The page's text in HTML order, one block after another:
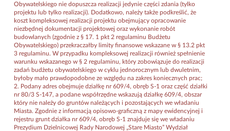
Obywatelskiego nie dopuszcza realizacji jedynie części zdania (tylko
projektu lub tylko realizacji). Dodatkowo, należy także podkreślić, że
koszt kompleksowej realizacji projektu obejmujący opracowanie
niezbędnej dokumentacji projektowej oraz wykonanie robót
budowlanych (zgodnie z § 17. 1 pkt 2 regulaminu Budżetu
Obywatelskiego) przekraczałby limity finansowe wskazane w § 13.2 pkt
3 regulaminu. W przypadku kompleksowej realizacji również spełnienie
warunku wskazanego w § 2 regulaminu, który zobowiązuje do realizacji
zadań budżetu obywatelskiego w cyklu jednorocznym lub dwuletnim,
byłoby mało prawdopodobne ze względu na zakres koniecznych prac;
2. Podany adres obejmuje działkę nr 609/4, obręb S-1 oraz część działki
nr 80/3 S-147, a podane współrzędne wskazują działkę 609/4, obszar
który nie należy do gruntów należących i pozostających we władaniu
Miasta. Zgodnie z informacją opisowo-graficzną z mapy ewidencyjnej i
rejestru grunt działka nr 609/4, obręb S-1 znajduje się we władaniu
Prezydium Dzielnicowej Rady Narodowej „Stare Miasto” Wydział